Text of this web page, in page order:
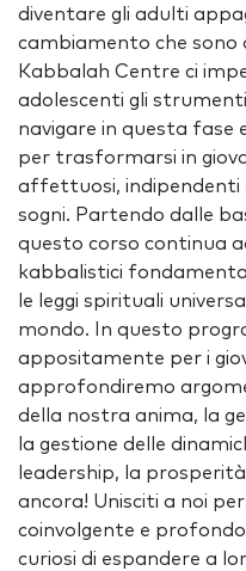
diventare gli adulti
cambiamento che sono
Kabbalah Centre ci
adolescenti gli
navigare in questa fase
per trasformarsi in
affettuosi, indipendenti
sogni. Partendo dalle
questo corso continua
kabbalistici
le leggi spirituali
mondo. In questo
appositamente per i
approfondiremo
della nostra anima, la
la gestione delle
leadership, la
ancora! Unisciti a noi
coinvolgente e
curiosi di espandere a